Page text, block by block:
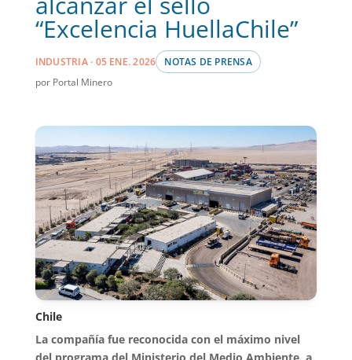
“Excelencia HuellaChile”
INDUSTRIA · 05 ENE. 2026 NOTAS DE PRENSA
por Portal Minero
Chile
La compañía fue reconocida con el máximo nivel